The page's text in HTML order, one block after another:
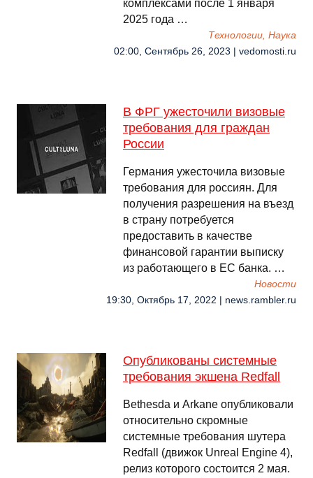
комплексами после 1 января
2025 года …
Технологии, Наука
02:00, Сентябрь 26, 2023 | vedomosti.ru
В ФРГ ужесточили визовые
требования для граждан
России
Германия ужесточила визовые
требования для россиян. Для
получения разрешения на въезд
в страну потребуется
предоставить в качестве
финансовой гарантии выписку
из работающего в ЕС банка. …
Новости
19:30, Октябрь 17, 2022 | news.rambler.ru
Опубликованы системные
требования экшена Redfall
Bethesda и Arkane опубликовали
относительно скромные
системные требования шутера
Redfall (движок Unreal Engine 4),
релиз которого состоится 2 мая.